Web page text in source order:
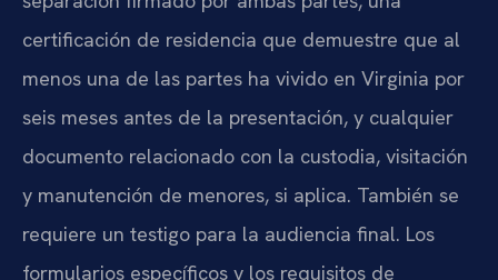
certificación de residencia que demuestre que al
menos una de las partes ha vivido en Virginia por
seis meses antes de la presentación, y cualquier
documento relacionado con la custodia, visitación
y manutención de menores, si aplica. También se
requiere un testigo para la audiencia final. Los
formularios específicos y los requisitos de